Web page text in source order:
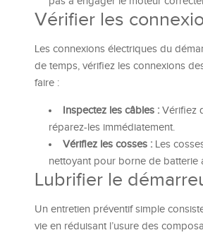
Vérifier les
Les connexions électriques du
de temps, vérifiez les connexions
faire :
Inspectez les câbles : Vérifiez
réparez-les immédiatement.
Vérifiez les cosses : Les
nettoyant pour borne de batterie
Lubrifier le
Un entretien préventif simple
vie en réduisant l’usure des